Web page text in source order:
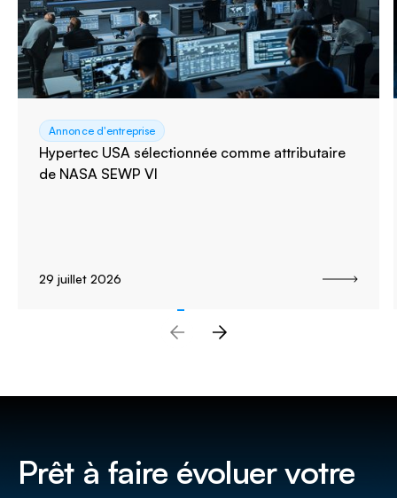
Annonce d'entreprise
Hypertec USA sélectionnée comme attributaire
de NASA SEWP VI
29 juillet 2026
Prêt à faire évoluer votre